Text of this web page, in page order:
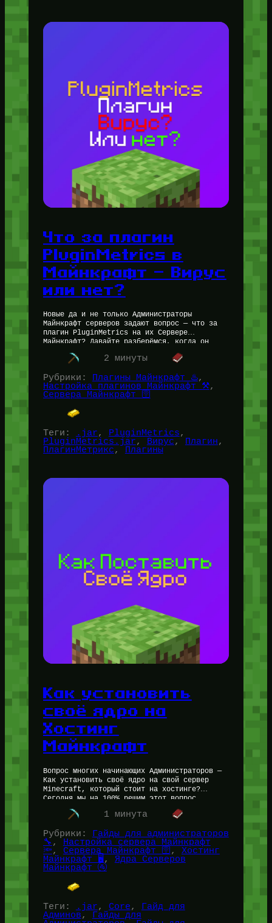
Что за плагин
PluginMetrics в
Майнкрафт — Вирус
или нет?
Новые да и не только Администраторы
Майнкрафт серверов задают вопрос — что за
плагин PluginMetrics на их Сервере
Майнкрафт? Давайте разберёмся, когда он
безопасен, а когда Плагин Метрикс является
вирусом…
2 минуты
Рубрики: Плагины Майнкрафт ♨️
Настройка плагинов Майнкрафт ⚒️
Сервера Майнкрафт 🛜
Теги: .jar, PluginMetrics
PluginMetrics.jar, Вирус, Плагин
ПлагинМетрикс, Плагины
Как установить
своё ядро на
Хостинг
Майнкрафт
Вопрос многих начинающих Администраторов —
Как установить своё ядро на свой сервер
Minecraft, который стоит на хостинге?
Сегодня мы на 100% решим этот вопрос.
Статья написана Администратором Петром
(for_users) с…1 минута
Рубрики:
Гайды для администраторов
🔧 ,
Настройка сервера Майнкрафт
🔦, Сервера Майнкрафт 🛜 , Хостинг
Майнкрафт 🖥️, Ядра Серверов
Майнкрафт 🚰
Теги: .jar, Core, Гайд для
Админов, Гайды для